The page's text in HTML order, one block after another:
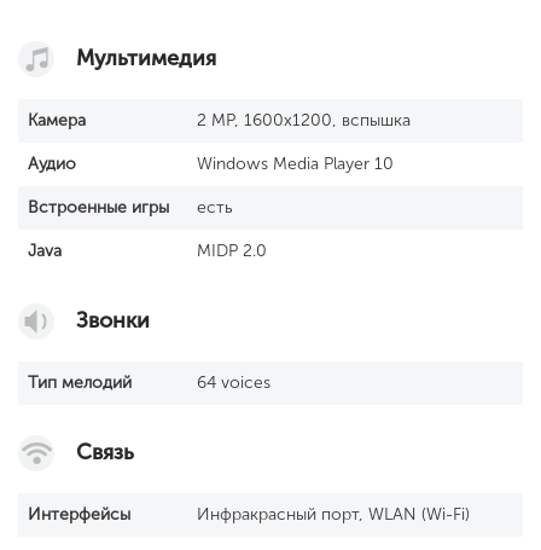
Мультимедия
Камера 2 MP, 1600x1200, вспышка
Аудио Windows Media Player 10
Встроенные игры есть
Java MIDP 2.0
Звонки
Тип мелодий 64 voices
Связь
Интерфейсы Инфракрасный порт, WLAN (Wi-Fi)